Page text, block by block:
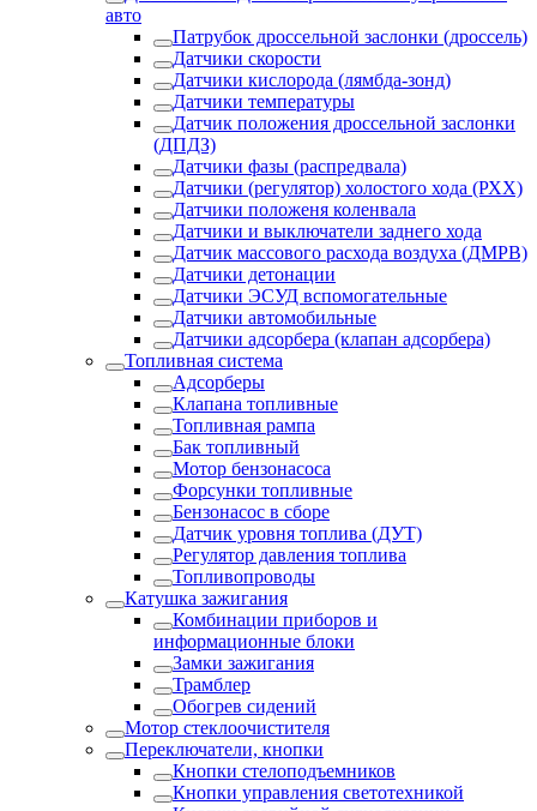
авто
Патрубок дроссельной заслонки (дроссель)
Датчики скорости
Датчики кислорода (лямбда-зонд)
Датчики температуры
Датчик положения дроссельной заслонки
(ДПДЗ)
Датчики фазы (распредвала)
Датчики (регулятор) холостого хода (РХХ)
Датчики положеня коленвала
Датчики и выключатели заднего хода
Датчик массового расхода воздуха (ДМРВ)
Датчики детонации
Датчики ЭСУД вспомогательные
Датчики автомобильные
Датчики адсорбера (клапан адсорбера)
Топливная система
Адсорберы
Клапана топливные
Топливная рампа
Бак топливный
Мотор бензонасоса
Форсунки топливные
Бензонасос в сборе
Датчик уровня топлива (ДУТ)
Регулятор давления топлива
Топливопроводы
Катушка зажигания
Комбинации приборов и
информационные блоки
Замки зажигания
Трамблер
Обогрев сидений
Мотор стеклоочистителя
Переключатели, кнопки
Кнопки стелоподъемников
Кнопки управления светотехникой